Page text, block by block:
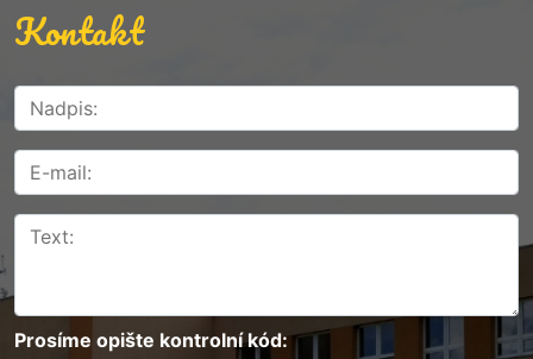
Kontakt
Prosíme opište kontrolní kód: